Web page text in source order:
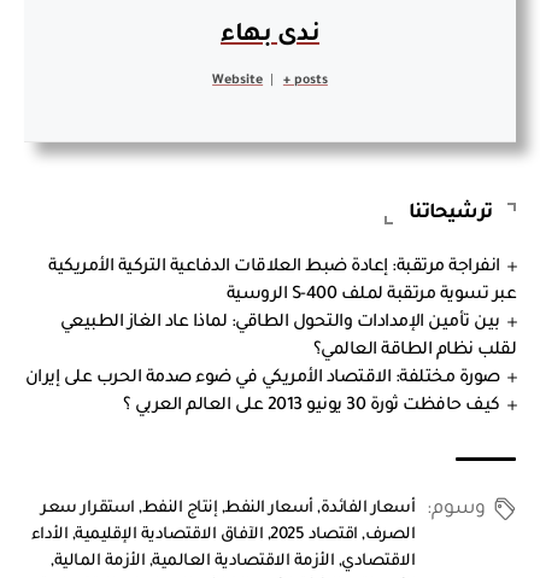
ندى بهاء
Website | + posts
ترشيحاتنا
انفراجة مرتقبة: إعادة ضبط العلاقات الدفاعية التركية الأمريكية
عبر تسوية مرتقبة لملف S-400 الروسية
بين تأمين الإمدادات والتحول الطاقي: لماذا عاد الغاز الطبيعي
لقلب نظام الطاقة العالمي؟
صورة مختلفة: الاقتصاد الأمريكي في ضوء صدمة الحرب على إيران
كيف حافظت ثورة 30 يونيو 2013 على العالم العربي ؟
وسوم: أسعار الفائدة,أسعار النفط,إنتاج النفط,استقرار سعر
الصرف,اقتصاد 2025 ,الآفاق الاقتصادية الإقليمية,الأداء
الاقتصادي,الأزمة الاقتصادية العالمية,الأزمة المالية,